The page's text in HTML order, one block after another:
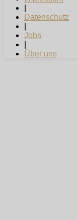
Datenschutz
Jobs
Über uns